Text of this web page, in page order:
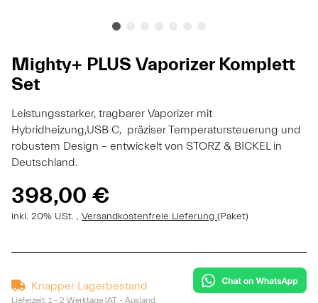
Mighty+ PLUS Vaporizer Komplett
Set
Leistungsstarker, tragbarer Vaporizer mit
Hybridheizung,USB C, präziser Temperatursteuerung und
robustem Design – entwickelt von STORZ & BICKEL in
Deutschland.
398,00 €
inkl. 20% USt. , Versandkostenfreie Lieferung (Paket)
Knapper Lagerbestand
Lieferzeit: 1 - 2 Werktage (AT - Ausland